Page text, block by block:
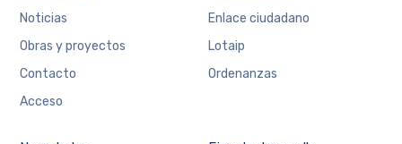
Noticias
Obras y proyectos
Contacto
Acceso
Enlace ciudadano
Lotaip
Ordenanzas